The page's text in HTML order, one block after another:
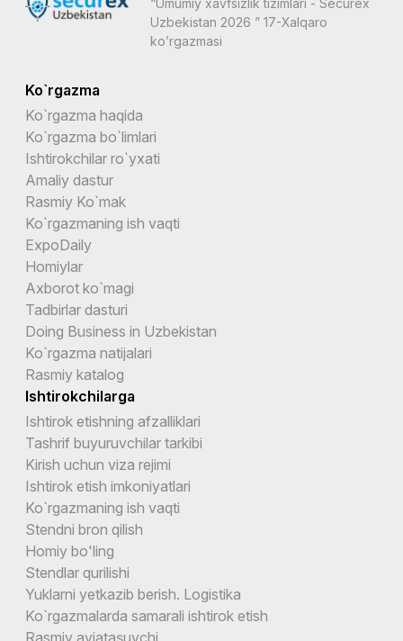
Uzbekistan 2026 ” 17-Xalqaro
ko’rgazmasi
Ko`rgazma
Ko`rgazma haqida
Ko`rgazma bo`limlari
Ishtirokchilar ro`yxati
Amaliy dastur
Rasmiy Ko`mak
Ko`rgazmaning ish vaqti
ExpoDaily
Homiylar
Axborot ko`magi
Tadbirlar dasturi
Doing Business in Uzbekistan
Ko`rgazma natijalari
Rasmiy katalog
Ishtirokchilarga
Ishtirok etishning afzalliklari
Tashrif buyuruvchilar tarkibi
Kirish uchun viza rejimi
Ishtirok etish imkoniyatlari
Ko`rgazmaning ish vaqti
Stendni bron qilish
Homiy bo'ling
Stendlar qurilishi
Yuklarni yetkazib berish. Logistika
Ko`rgazmalarda samarali ishtirok etish
Rasmiy aviataşuvchi